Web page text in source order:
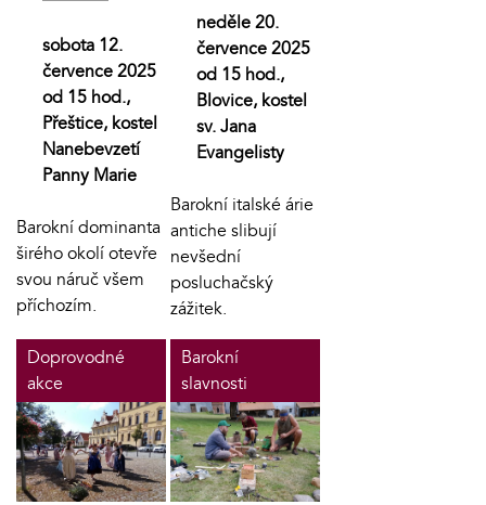
sobota 12.
července 2025
od 15 hod.,
Přeštice, kostel
Nanebevzetí
Panny Marie
Barokní dominanta
širého okolí otevře
svou náruč všem
příchozím.
neděle 20.
července 2025
od 15 hod.,
Blovice, kostel
sv. Jana
Evangelisty
Barokní italské árie
antiche slibují
nevšední
posluchačský
zážitek.
Doprovodné
akce
Barokní
slavnosti